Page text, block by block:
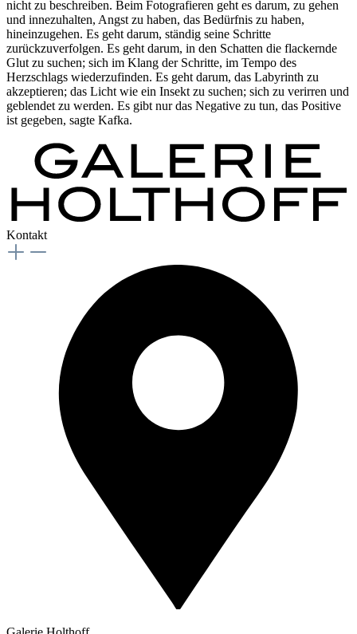
nicht zu beschreiben. Beim Fotografieren geht es darum, zu gehen
und innezuhalten, Angst zu haben, das Bedürfnis zu haben,
hineinzugehen. Es geht darum, ständig seine Schritte
zurückzuverfolgen. Es geht darum, in den Schatten die flackernde
Glut zu suchen; sich im Klang der Schritte, im Tempo des
Herzschlags wiederzufinden. Es geht darum, das Labyrinth zu
akzeptieren; das Licht wie ein Insekt zu suchen; sich zu verirren und
geblendet zu werden. Es gibt nur das Negative zu tun, das Positive
ist gegeben, sagte Kafka.
Kontakt